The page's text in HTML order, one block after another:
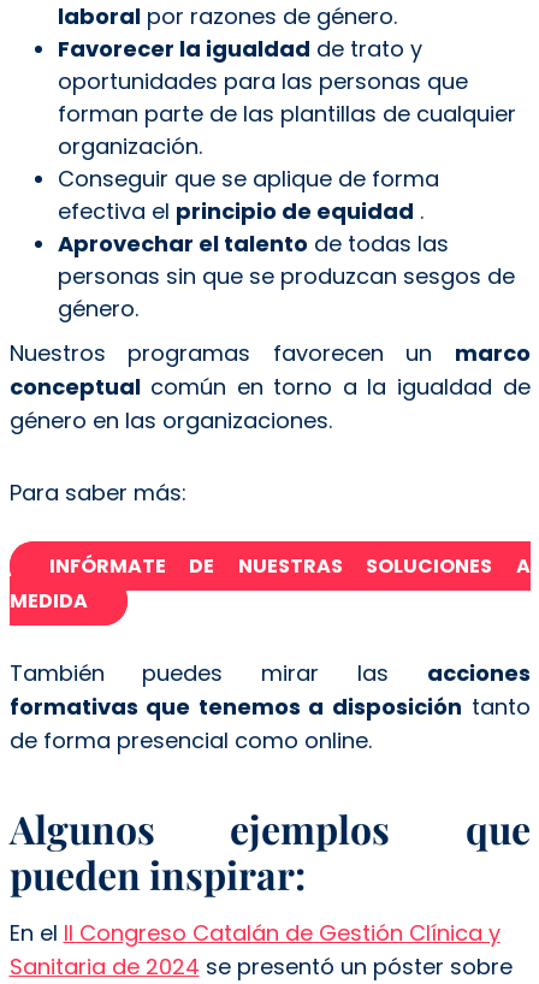
laboralpor razones de género.
Favorecer la igualdad de trato y
oportunidades para las personas que
forman parte de las plantillas de cualquier
organización.
Conseguir que se aplique de forma
efectiva el principio de equidad .
Aprovechar el talento de todas las
personas sin que se produzcan sesgos de
género.
Nuestros programas favorecen un marco
conceptualcomún en torno a la igualdad de
género en las organizaciones.
Para saber más:
INFÓRMATE DE NUESTRAS SOLUCIONES A
MEDIDA
También puedes mirar las acciones
formativas que tenemos a disposición tanto
de forma presencial como online.
Algunos ejemplos que
pueden inspirar:
En el II Congreso Catalán de Gestión Clínica y
Sanitaria de 2024 se presentó un póster sobre